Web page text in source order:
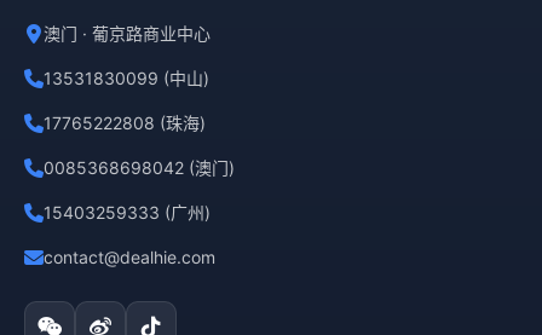
澳门 · 葡京路商业中心
13531830099 (中山)
17765222808 (珠海)
0085368698042 (澳门)
15403259333 (广州)
contact@dealhie.com